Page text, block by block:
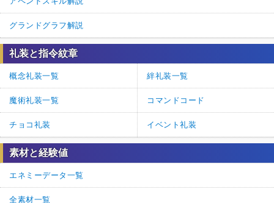
グランドグラフ解説
礼装と指令紋章
概念礼装一覧 絆礼装一覧
魔術礼装一覧 コマンドコード
チョコ礼装 イベント礼装
素材と経験値
エネミーデータ一覧
全素材一覧